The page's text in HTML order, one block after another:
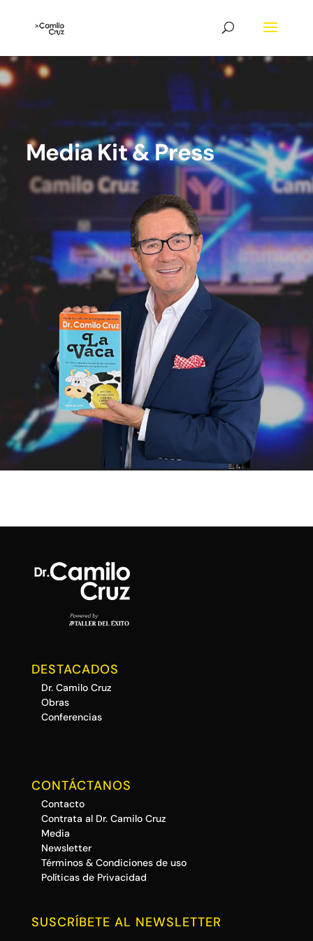
Media Kit & Press
DESTACADOS
Dr. Camilo Cruz
Obras
Conferencias
CONTÁCTANOS
Contacto
Contrata al Dr. Camilo Cruz
Media
Newsletter
Términos & Condiciones de uso
Políticas de Privacidad
SUSCRÍBETE AL NEWSLETTER